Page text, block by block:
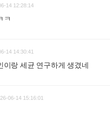
14 12:28:14
ㅋ
14 14:30:41
이랑 세균 연구하게 생겼네
06-14 15:16:01